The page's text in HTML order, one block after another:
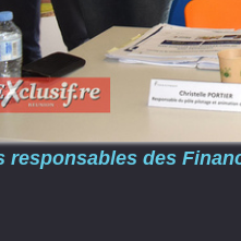
responsables des